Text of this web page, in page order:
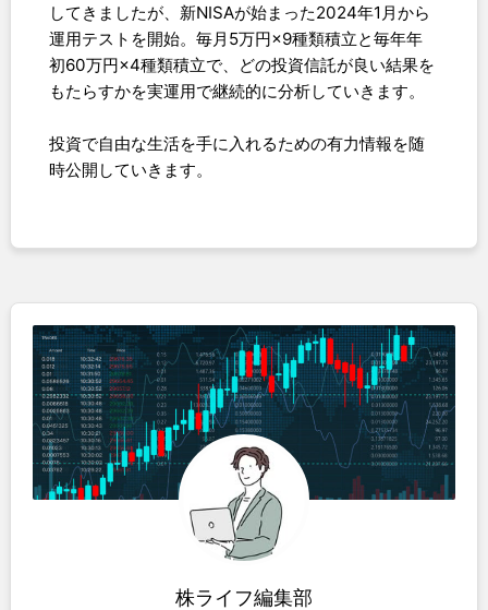
してきましたが、新NISAが始まった2024年1月から
運用テストを開始。毎月5万円×9種類積立と毎年年
初60万円×4種類積立で、どの投資信託が良い結果を
もたらすかを実運用で継続的に分析していきます。
投資で自由な生活を手に入れるための有力情報を随
時公開していきます。
株ライフ編集部